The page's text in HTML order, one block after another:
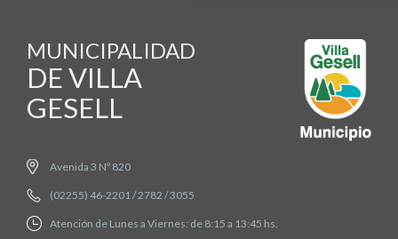
MUNICIPALIDAD
DE VILLA
GESELL
Avenida 3 Nº 820
(02255) 46-2201 / 2782 / 3055
Atención de Lunes a Viernes: de 8:15 a 13:45 hs.